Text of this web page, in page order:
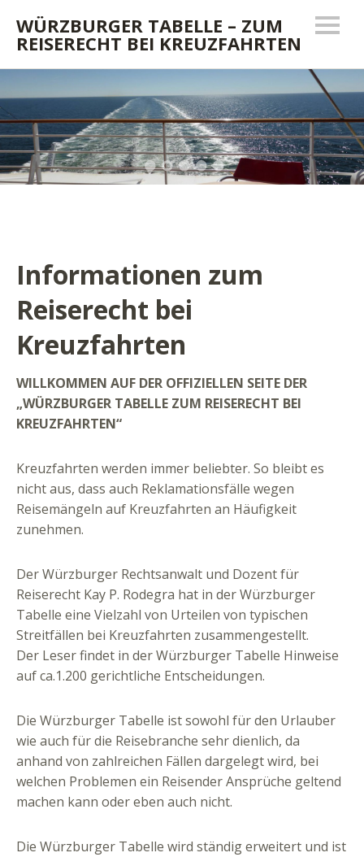
WÜRZBURGER TABELLE – ZUM
REISERECHT BEI KREUZFAHRTEN
Informationen zum
Reiserecht bei
Kreuzfahrten
WILLKOMMEN AUF DER OFFIZIELLEN SEITE DER
„WÜRZBURGER TABELLE ZUM REISERECHT BEI
KREUZFAHRTEN“
Kreuzfahrten werden immer beliebter. So bleibt es
nicht aus, dass auch Reklamationsfälle wegen
Reisemängeln auf Kreuzfahrten an Häufigkeit
zunehmen.
Der Würzburger Rechtsanwalt und Dozent für
Reiserecht Kay P. Rodegra hat in derWürzburger
Tabelle eine Vielzahl von Urteilen von typischen
Streitfällen bei Kreuzfahrten zusammengestellt.
Der Leser findet in der Würzburger Tabelle Hinweise
auf ca.1.200 gerichtliche Entscheidungen.
Die Würzburger Tabelle ist sowohl für den Urlauber
wie auch für die Reisebranche sehr dienlich, da
anhand von zahlreichen Fällen dargelegt wird, bei
welchen Problemen ein Reisender Ansprüche geltend
machen kann oder eben auch nicht.
Die Würzburger Tabelle wird ständig erweitert und ist